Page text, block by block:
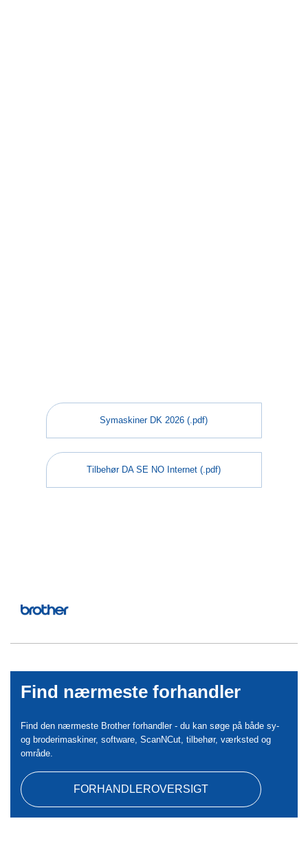
Symaskiner DK 2026 (.pdf)
Tilbehør DA SE NO Internet (.pdf)
Find nærmeste forhandler
Find den nærmeste Brother forhandler - du kan søge på både sy-
og broderimaskiner, software, ScanNCut, tilbehør, værksted og
område.
FORHANDLEROVERSIGT